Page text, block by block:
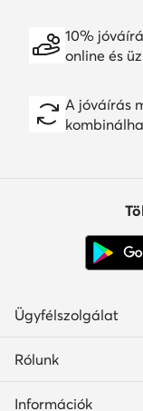
10%
online és
A jóváírás
Ügyfélszolgálat
Rólunk
Információk